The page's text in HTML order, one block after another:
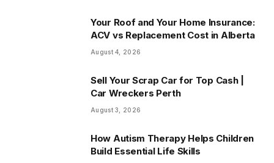
Your Roof and Your Home Insurance:
ACV vs Replacement Cost in Alberta
August 4, 2026
Sell Your Scrap Car for Top Cash |
Car Wreckers Perth
August 3, 2026
How Autism Therapy Helps Children
Build Essential Life Skills